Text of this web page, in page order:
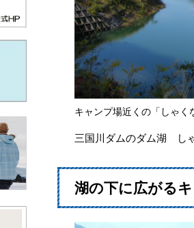
キャンプ場近くの「しゃく
三国川ダムのダム湖 し
湖の下に広がる